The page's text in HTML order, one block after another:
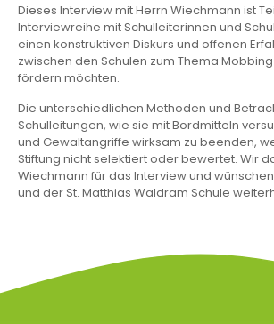
Dieses Interview mit Herrn Wiechmann ist
Interviewreihe mit Schulleiterinnen und
einen konstruktiven Diskurs und offenen
zwischen den Schulen zum Thema
fördern möchten.
Die unterschiedlichen Methoden und
Schulleitungen, wie sie mit Bordmitteln
und Gewaltangriffe wirksam zu beenden,
Stiftung nicht selektiert oder bewertet. Wir
Wiechmann für das Interview und
und der St. Matthias Waldram Schule